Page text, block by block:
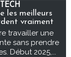
les meilleurs
vraiment
travailler une
sans prendre
Début 2025,...